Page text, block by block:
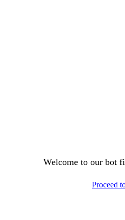
Welcome to our bot
Proceed